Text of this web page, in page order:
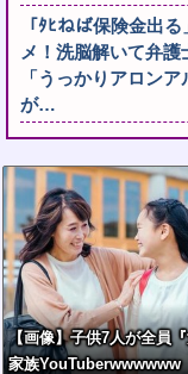
「ﾀﾋねば保険金出
メ！洗脳解いて弁
「うっかりアロン
が…
【画像】子供7人が全員
家族YouTuberwwwwww